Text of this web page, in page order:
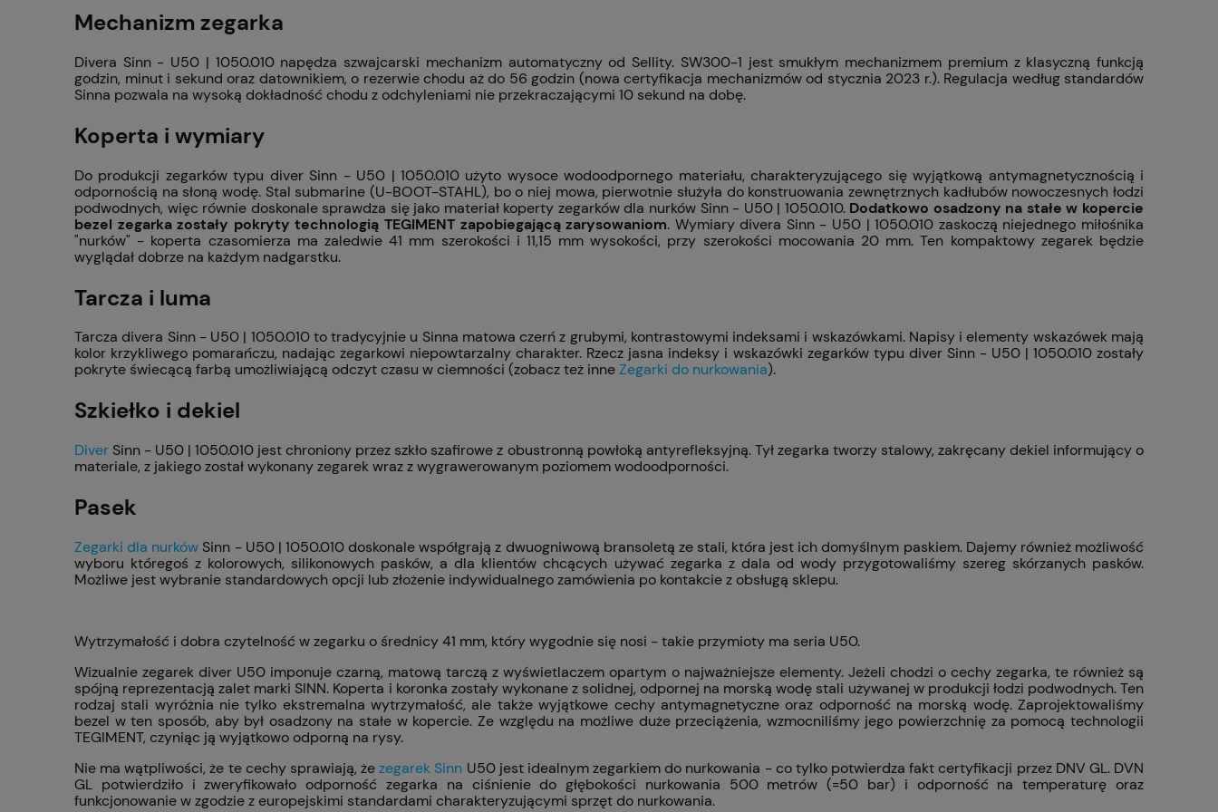
Mechanizm zegarka
Divera Sinn - U50 | 1050.010 napędza szwajcarski mechanizm automatyczny od Sellity. SW300-1 jest smukłym mechanizmem premium z klasyczną funkcją
godzin, minut i sekund oraz datownikiem, o rezerwie chodu aż do 56 godzin (nowa certyfikacja mechanizmów od stycznia 2023 r.). Regulacja według standardów
Sinna pozwala na wysoką dokładność chodu z odchyleniami nie przekraczającymi 10 sekund na dobę.
Koperta i wymiary
Do produkcji zegarków typu diver Sinn - U50 | 1050.010 użyto wysoce wodoodpornego materiału, charakteryzującego się wyjątkową antymagnetycznością i
odpornością na słoną wodę. Stal submarine (U-BOOT-STAHL), bo o niej mowa, pierwotnie służyła do konstruowania zewnętrznych kadłubów nowoczesnych łodzi
podwodnych, więc równie doskonale sprawdza się jako materiał koperty zegarków dla nurków Sinn - U50 | 1050.010. Dodatkowo osadzony na stałe w kopercie
bezel zegarka zostały pokryty technologią TEGIMENT zapobiegającą zarysowaniom. Wymiary divera Sinn - U50 | 1050.010 zaskoczą niejednego miłośnika
"nurków" - koperta czasomierza ma zaledwie 41 mm szerokości i 11,15 mm wysokości, przy szerokości mocowania 20 mm. Ten kompaktowy zegarek będzie
wyglądał dobrze na każdym nadgarstku.
Tarcza i luma
Tarcza divera Sinn - U50 | 1050.010 to tradycyjnie u Sinna matowa czerń z grubymi, kontrastowymi indeksami i wskazówkami. Napisy i elementy wskazówek mają
kolor krzykliwego pomarańczu, nadając zegarkowi niepowtarzalny charakter. Rzecz jasna indeksy i wskazówki zegarków typu diver Sinn - U50 | 1050.010 zostały
pokryte świecącą farbą umożliwiającą odczyt czasu w ciemności (zobacz też inneZegarki do nurkowania).
Szkiełko i dekiel
Diver Sinn - U50 | 1050.010 jest chroniony przez szkło szafirowe z obustronną powłoką antyrefleksyjną. Tył zegarka tworzy stalowy, zakręcany dekiel informujący o
materiale, z jakiego został wykonany zegarek wraz z wygrawerowanym poziomem wodoodporności.
Pasek
Zegarki dla nurków Sinn - U50 | 1050.010 doskonale współgrają z dwuogniwową bransoletą ze stali, która jest ich domyślnym paskiem. Dajemy również możliwość
wyboru któregoś z kolorowych, silikonowych pasków, a dla klientów chcących używać zegarka z dala od wody przygotowaliśmy szereg skórzanych pasków.
Możliwe jest wybranie standardowych opcji lub złożenie indywidualnego zamówienia po kontakcie z obsługą sklepu.
Wytrzymałość i dobra czytelność w zegarku o średnicy 41 mm, który wygodnie się nosi - takie przymioty ma seria U50.
Wizualnie zegarek diver U50 imponuje czarną, matową tarczą z wyświetlaczem opartym o najważniejsze elementy. Jeżeli chodzi o cechy zegarka, te również są
spójną reprezentacją zalet marki SINN. Koperta i koronka zostały wykonane z solidnej, odpornej na morską wodę stali używanej w produkcji łodzi podwodnych. Ten
rodzaj stali wyróżnia nie tylko ekstremalna wytrzymałość, ale także wyjątkowe cechy antymagnetyczne oraz odporność na morską wodę. Zaprojektowaliśmy
bezel w ten sposób, aby był osadzony na stałe w kopercie. Ze względu na możliwe duże przeciążenia, wzmocniliśmy jego powierzchnię za pomocą technologii
TEGIMENT, czyniąc ją wyjątkowo odporną na rysy.
Nie ma wątpliwości, że te cechy sprawiają, żezegarek Sinn U50 jest idealnym zegarkiem do nurkowania - co tylko potwierdza fakt certyfikacji przez DNV GL. DVN
GL potwierdziło i zweryfikowało odporność zegarka na ciśnienie do głębokości nurkowania 500 metrów (=50 bar) i odporność na temperaturę oraz
funkcjonowanie w zgodzie z europejskimi standardami charakteryzującymi sprzęt do nurkowania.